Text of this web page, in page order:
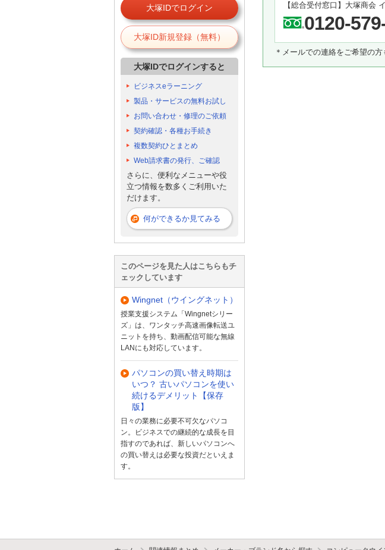
【総合受付窓口】 大塚商会
0120-
＊メールでの連絡をご希望の
大塚IDでログイン
大塚ID新規登録（無料）
大塚IDでログインすると
ビジネスeラーニング
製品・サービスの無料お試し
お問い合わせ・修理のご依頼
契約確認・各種お手続き
複数契約ひとまとめ
Web請求書の発行、ご確認
さらに、便利なメニューや役
立つ情報を数多くご利用いた
だけます。
何ができるか見てみる
このページを見た人はこちらもチ
ェックしています
Wingnet（ウイングネット）
授業支援システム「Wingnetシリー
ズ」は、ワンタッチ高速画像転送ユ
ニットを持ち、動画配信可能な無線
LANにも対応しています。
パソコンの買い替え時期は
いつ？ 古いパソコンを使い
続けるデメリット【保存
版】
日々の業務に必要不可欠なパソコ
ン。ビジネスでの継続的な成長を目
指すのであれば、新しいパソコンへ
の買い替えは必要な投資だといえま
す。